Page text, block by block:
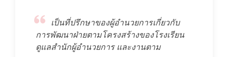
เป็นที่ปรึกษาของผู้อำนวยการเกี่ยวกับ
การพัฒนาฝ่ายตามโครงสร้างของโรงเรียน
ดูแลสำนักผู้อำนวยการ และงานตาม